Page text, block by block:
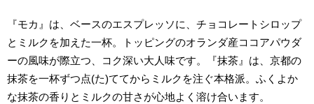
『モカ』は、ベースのエスプレッソに、チョコレートシロップ
とミルクを加えた一杯。トッピングのオランダ産ココアパウダ
ーの風味が際立つ、コク深い大人味です。
『抹茶』は、京都の
抹茶を一杯ずつ点(た)ててからミルクを注ぐ本格派。ふくよか
な抹茶の香りとミルクの甘さが心地よく溶け合います。